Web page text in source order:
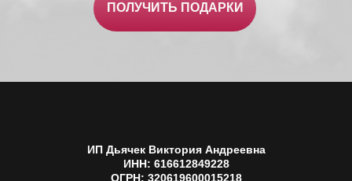
ПОЛУЧИТЬ ПОДАРКИ
ИП Дьячек Виктория Андреевна
ИНН: 616612849228
ОГРН: 320619600015218